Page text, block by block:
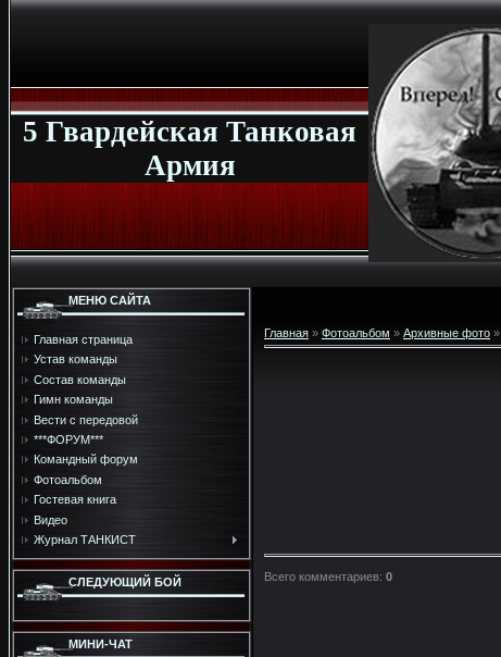
5 Гвардейская Танковая
Армия
МЕНЮ САЙТА
Главная страница
Устав команды
Состав команды
Гимн команды
Вести с передовой
***ФОРУМ***
Командный форум
Фотоальбом
Гостевая книга
Видео
Журнал ТАНКИСТ
СЛЕДУЮЩИЙ БОЙ
МИНИ-ЧАТ
Главная » Фотоальбом » Архивные фото »
Всего комментариев: 0